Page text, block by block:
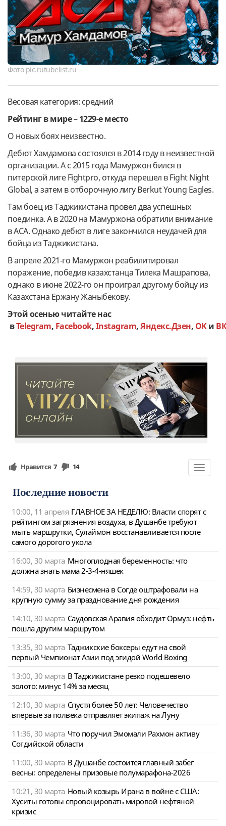
Фото pic.rutubelist.ru
Весовая категория: средний
Рейтинг в мире – 1229-е место
О новых боях неизвестно.
Дебют Хамдамова состоялся в 2014 году в неизвестной
организации. А с 2015 года Мамуржон бился в
питерской лиге Fightpro, откуда перешел в Fight Night
Global, а затем в отборочную лигу Berkut Young Eagles.
Там боец из Таджикистана провел два успешных
поединка. А в 2020 на Мамуржона обратили внимание
в ACA. Однако дебют в лиге закончился неудачей для
бойца из Таджикистана.
В апреле 2021-го Мамуржон реабилитировал
поражение, победив казахстанца Тилека Машрапова,
однако в июне 2022-го он проиграл другому бойцу из
Казахстана Ержану Жаныбекову.
Этой осенью читайте нас
вTelegram, Facebook,Instagram,Яндекс.Дзен, OKи ВК
Toggle
Нравится 7 14
Последние новости
10:00, 11 апреля ГЛАВНОЕ ЗА НЕДЕЛЮ: Власти спорят с
рейтингом загрязнения воздуха, в Душанбе требуют
мыть маршрутки, Сулаймон восстанавливается после
самого дорогого укола
16:00, 30 марта Многоплодная беременность: что
должна знать мама 2-3-4-няшек
14:59, 30 марта Бизнесмена в Согде оштрафовали на
крупную сумму за празднование дня рождения
14:10, 30 марта Саудовская Аравия обходит Ормуз: нефть
пошла другим маршрутом
13:35, 30 марта Таджикские боксеры едут на свой
первый Чемпионат Азии под эгидой World Boxing
13:00, 30 марта В Таджикистане резко подешевело
золото: минус 14% за месяц
12:10, 30 марта Спустя более 50 лет: Человечество
впервые за полвека отправляет экипаж на Луну
11:36, 30 марта Что поручил Эмомали Рахмон активу
Согдийской области
11:00, 30 марта В Душанбе состоится главный забег
весны: определены призовые полумарафона-2026
10:21, 30 марта Новый козырь Ирана в войне с США:
Хуситы готовы спровоцировать мировой нефтяной
кризис